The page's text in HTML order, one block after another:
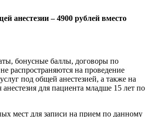
анестезии – 4900 рублей вместо
бонусные баллы, договоры по
не распространяются на проведение
под общей анестезией, а также на
для пациента младше 15 лет по
мест для записи на прием по данному